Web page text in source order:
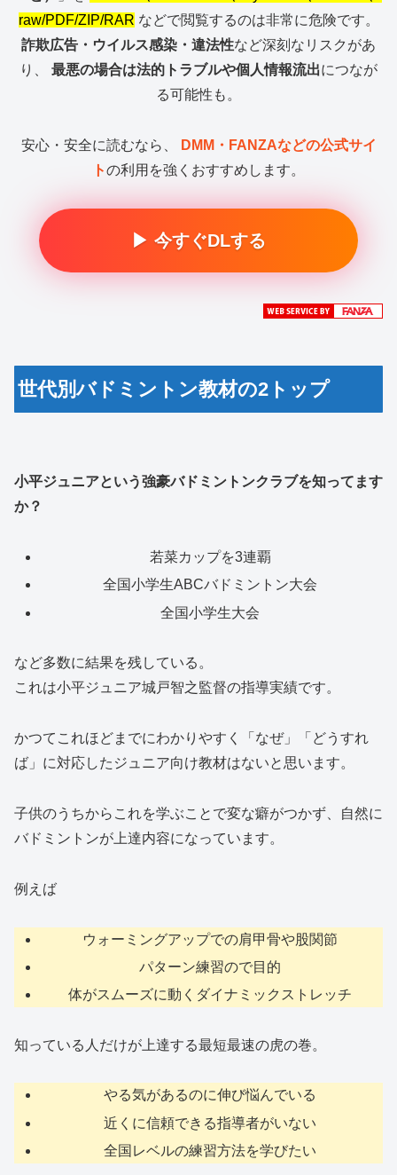
raw/PDF/ZIP/RAR などで閲覧するのは非常に危険です。
詐欺広告・ウイルス感染・違法性など深刻なリスクがあ
り、 最悪の場合は法的トラブルや個人情報流出につなが
る可能性も。
安心・安全に読むなら、
DMM・FANZAなどの公式サイ
トの利用を強くおすすめします。
▶ 今すぐDLする
世代別バドミントン教材の2トップ
小平ジュニアという強豪バドミントンクラブを知ってます
か？
若菜カップを3連覇
全国小学生ABCバドミントン大会
全国小学生大会
など多数に結果を残している。
これは小平ジュニア城戸智之監督の指導実績です。
かつてこれほどまでにわかりやすく「なぜ」「どうすれ
ば」に対応したジュニア向け教材はないと思います。
子供のうちからこれを学ぶことで変な癖がつかず、自然に
バドミントンが上達内容になっています。
例えば
ウォーミングアップでの肩甲骨や股関節
パターン練習ので目的
体がスムーズに動くダイナミックストレッチ
知っている人だけが上達する最短最速の虎の巻。
やる気があるのに伸び悩んでいる
近くに信頼できる指導者がいない
全国レベルの練習方法を学びたい